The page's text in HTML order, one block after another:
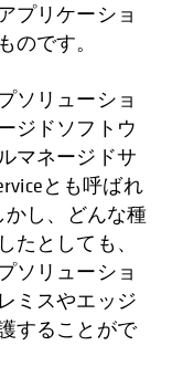
プリケーショ
のです。
ソリューショ
ジドソフトウ
マネージドサ
とも呼ばれ
かし、どんな種
たとしても、
ソリューショ
ミスやエッジ
することがで